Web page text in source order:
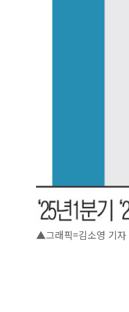
▲그래픽=김소영 기자